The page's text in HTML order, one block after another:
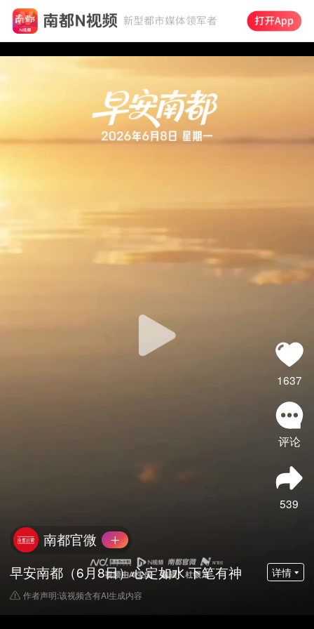
1637
评论
539
南都官微
早安南都（6月8日）心定如水 下笔有神
详情
作者声明:该视频含有AI生成内容